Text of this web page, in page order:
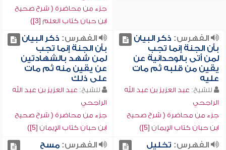
جزء من محاضرة ( شرح صحيح
ابن حبان كتاب العلم [3])
الفهرس: ذكر البيان
بأن الجنة إنما تجب
لمن أتى بالوحدانية عن
يقين من قلبه ثم مات
عليه
للشيخ: عبد العزيز بن عبد الله
الراجحي
جزء من محاضرة ( شرح صحيح
ابن حبان كتاب الإيمان [5])
الفهرس: ذكر البيان
بأن الجنة إنما تجب
لمن شهد بالشهادتين
عن يقين منه ثم مات
على ذلك
للشيخ: عبد العزيز بن عبد الله
الراجحي
جزء من محاضرة ( شرح صحيح
ابن حبان كتاب الإيمان [5])
الفهرس: تخليل
الفهرس:مسح